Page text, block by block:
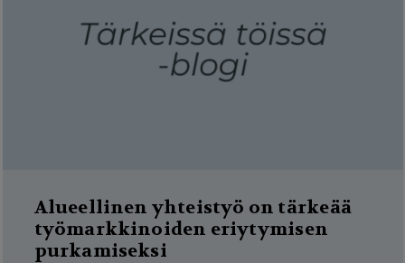
Alueellinen yhteistyö on tärkeää
työmarkkinoiden eriytymisen
purkamiseksi